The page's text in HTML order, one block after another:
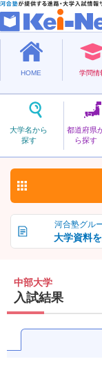
HOME 学問情
大学名から
探す
都道府県
ら探す
私立
ちゅうぶ
中部大
河合塾グル
大学資料
中部大学
入試結果